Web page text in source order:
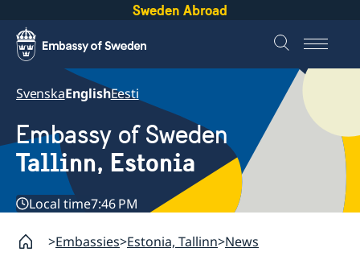
Sweden Abroad
SvenskaEnglishEesti
Embassy of Sweden
Tallinn, Estonia
Local time7:46 PM
Embassies Estonia, Tallinn News